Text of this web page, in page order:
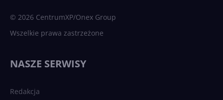
© 2026 CentrumXP/Onex Group
Wszelkie prawa zastrzeżone
NASZE SERWISY
Redakcja